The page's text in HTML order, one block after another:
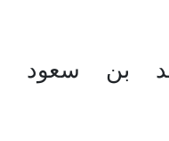
بن سعود